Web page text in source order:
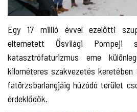
Egy 17 millió évvel ezelőtti
eltemetett Ősvilági Pompeji
katasztrófaturizmus eme
kilométeres szakvezetés keretében
fatörzsbarlangjáig húzódó terület
érdeklődők.